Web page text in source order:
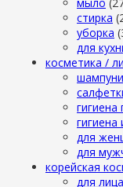
стирка
уборка
для
косметика /
гигиена
для
для
корейская
для лица